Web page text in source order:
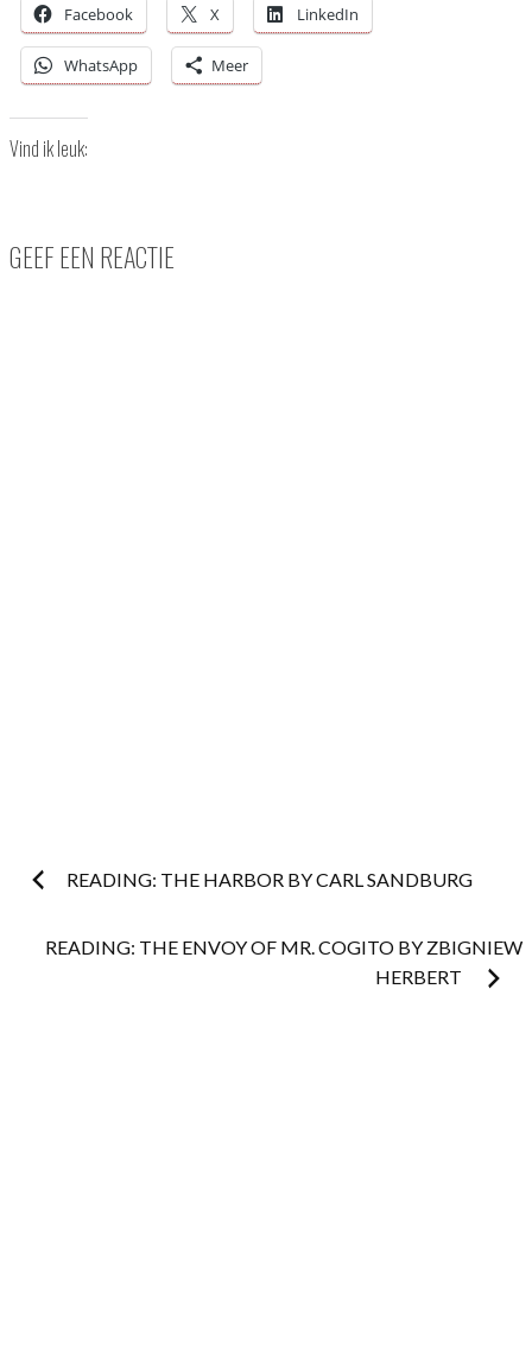
Facebook X LinkedIn
WhatsApp Meer
Vind ik leuk:
GEEF EEN REACTIE
Post
navigation
READING: THE HARBOR BY CARL SANDBURG
READING: THE ENVOY OF MR. COGITO BY ZBIGNIEW
HERBERT